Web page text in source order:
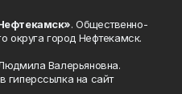
. Общественно-
округа город Нефтекамск.
Валерьяновна.
гиперссылка на сайт